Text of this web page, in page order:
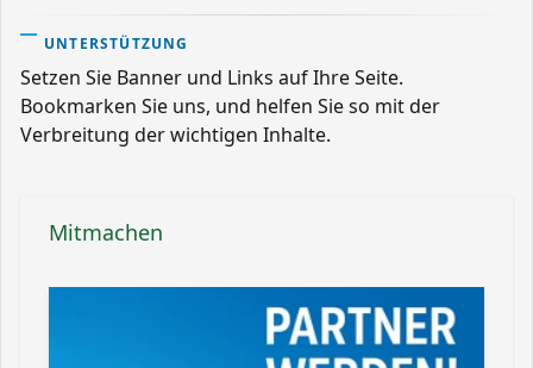
UNTERSTÜTZUNG
Setzen Sie Banner und Links auf Ihre Seite.
Bookmarken Sie uns, und helfen Sie so mit der
Verbreitung der wichtigen Inhalte.
Mitmachen